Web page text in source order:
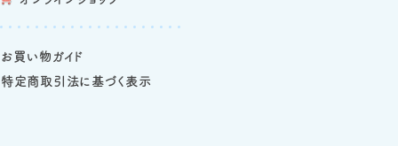
お買い物ガイド
特定商取引法に基づく表示